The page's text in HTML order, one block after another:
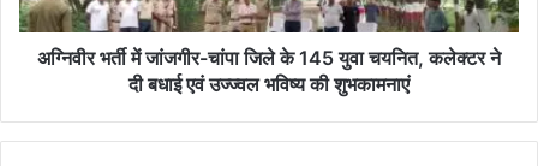
सं
सं
जां
ज
अग्निवीर भर्ती में जांजगीर-चांपा जिले के 145 युवा चयनित, कलेक्टर ने
दी बधाई एवं उज्ज्वल भविष्य की शुभकामनाएं